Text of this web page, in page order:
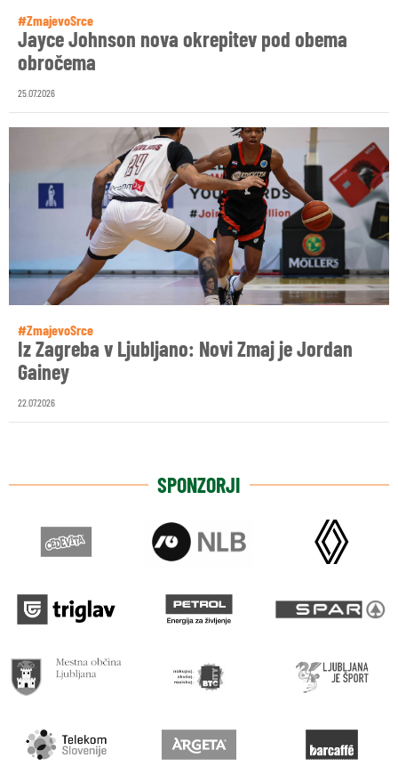
#ZmajevoSrce
Jayce Johnson nova okrepitev pod obema
obročema
25.07.2026
#ZmajevoSrce
Iz Zagreba v Ljubljano: Novi Zmaj je Jordan
Gainey
22.07.2026
SPONZORJI